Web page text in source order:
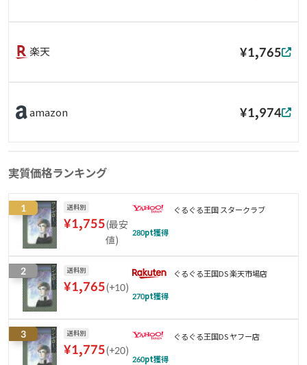
楽天 ¥1,765
amazon ¥1,974
実質価格ランキング
1 送料別
¥1,755(最安
値)
ぐるぐる王国 スタークラブ
280pt獲得
2 送料別
¥1,765(+10)
ぐるぐる王国DS 楽天市場店
270pt獲得
3 送料別
¥1,775(+20)
ぐるぐる王国DS ヤフー店
260pt獲得